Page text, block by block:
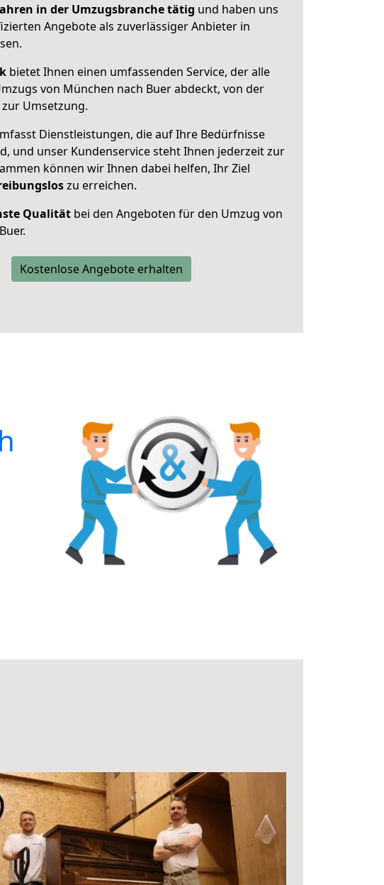
in der Umzugsbranche tätig und haben uns
Angebote als zuverlässiger Anbieter in
bietet Ihnen einen umfassenden Service, der alle
von München nach Buer abdeckt, von der
Umsetzung.
Dienstleistungen, die auf Ihre Bedürfnisse
und unser Kundenservice steht Ihnen jederzeit zur
können wir Ihnen dabei helfen, Ihr Ziel
zu erreichen.
Qualität bei den Angeboten für den Umzug von
Kostenlose Angebote erhalten